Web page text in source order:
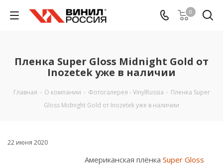
0
Пленка Super Gloss Midnight Gold от
Inozetek уже в наличии
Главная - О компании - Фотогалерея - VinylRussia - Пленка Super
Gloss Midnight Gold от Inozetek уже в наличии
22 июня 2020
Американская плёнка Super Gloss